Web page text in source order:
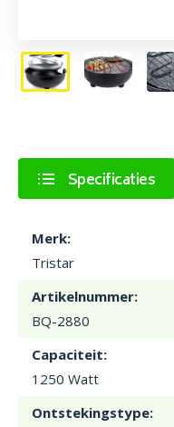
Specificaties
Merk:
Tristar
Artikelnummer:
BQ-2880
Capaciteit:
1250 Watt
Ontstekingstype: